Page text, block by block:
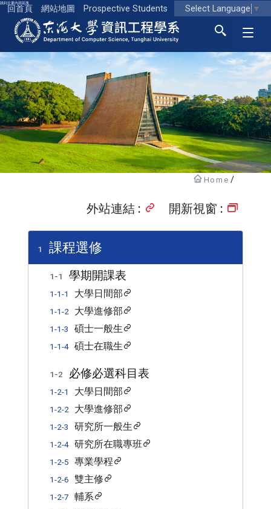
跳到主要內容區塊
回首頁 網站地圖 Prospective Students Select Language ▼
東海大學logo
Home
外站連結 : 開新視窗 :
1 課程選修
1-1 學期開課表
1-1-1 大學日間部
1-1-2 大學進修部
1-1-3 碩士一般生
1-1-4 碩士在職生
1-2 必修必選科目表
1-2-1 大學日間部
1-2-2 大學進修部
1-2-3 研究所一般生
1-2-4 研究所在職專班
1-2-5 專業學程
1-2-6 雙主修
1-2-7 輔系